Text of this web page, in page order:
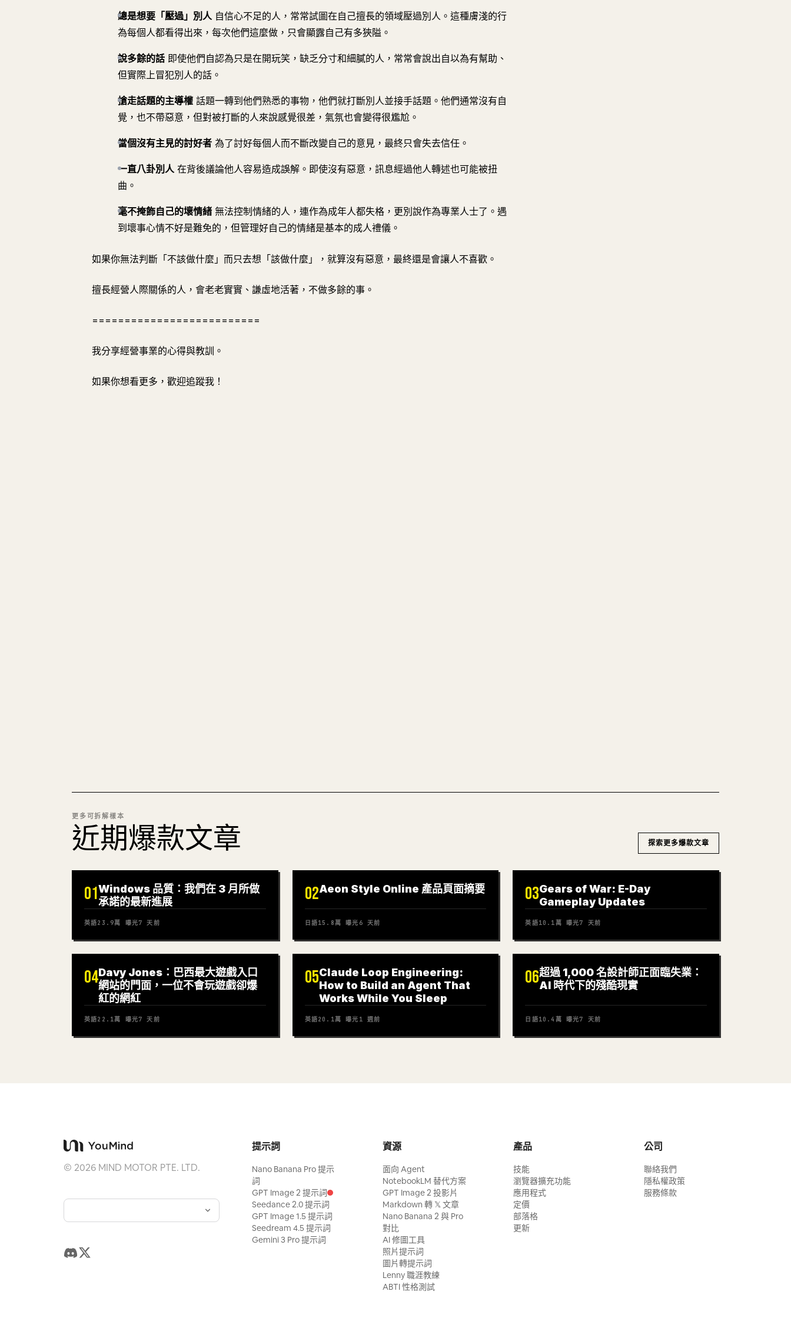
總是想要「壓過」別人自信心不足的人，常常試圖在自己擅長的領域壓過別人。這種膚淺的行
為每個人都看得出來，每次他們這麼做，只會顯露自己有多狹隘。
說多餘的話 即使他們自認為只是在開玩笑，缺乏分寸和細膩的人，常常會說出自以為有幫助、
但實際上冒犯別人的話。
搶走話題的主導權 話題一轉到他們熟悉的事物，他們就打斷別人並接手話題。他們通常沒有自
覺，也不帶惡意，但對被打斷的人來說感覺很差，氣氛也會變得很尷尬。
當個沒有主見的討好者 為了討好每個人而不斷改變自己的意見，最終只會失去信任。
一直八卦別人在背後議論他人容易造成誤解。即使沒有惡意，訊息經過他人轉述也可能被扭
曲。
毫不掩飾自己的壞情緒 無法控制情緒的人，連作為成年人都失格，更別說作為專業人士了。遇
到壞事心情不好是難免的，但管理好自己的情緒是基本的成人禮儀。
如果你無法判斷「不該做什麼」而只去想「該做什麼」，就算沒有惡意，最終還是會讓人不喜歡。
擅長經營人際關係的人，會老老實實、謙虛地活著，不做多餘的事。
==========================
我分享經營事業的心得與教訓。
如果你想看更多，歡迎追蹤我！
更多可拆解樣本
近期爆款文章 探索更多爆款文章
01Windows 品質：我們在 3 月所做
承諾的最新進展
英語23.9萬 曝光7 天前
02Aeon Style Online 產品頁面摘要
日語15.8萬 曝光 6 天前
03Gears of War: E-Day
Gameplay Updates
英語10.1萬 曝光7 天前
04Davy Jones：巴西最大遊戲入口
網站的門面，一位不會玩遊戲卻爆
紅的網紅
英語22.1萬 曝光7 天前
05Claude Loop Engineering:
How to Build an Agent That
Works While You Sleep
英語20.1萬 曝光 1 週前
06超過 1,000 名設計師正面臨失業：
AI 時代下的殘酷現實
日語10.4萬 曝光7 天前
© 2026MIND MOTOR PTE. LTD.
提示詞
Nano Banana Pro 提示
詞
GPT Image 2 提示詞
Seedance 2.0 提示詞
GPT Image 1.5 提示詞
Seedream 4.5 提示詞
Gemini 3 Pro 提示詞
資源
面向 Agent
NotebookLM 替代方案
GPT Image 2 投影片
Markdown 轉 𝕏 文章
Nano Banana 2 與 Pro
對比
AI 修圖工具
照片提示詞
圖片轉提示詞
Lenny 職涯教練
ABTI 性格測試
產品
技能
瀏覽器擴充功能
應用程式
定價
部落格
更新
公司
聯絡我們
隱私權政策
服務條款